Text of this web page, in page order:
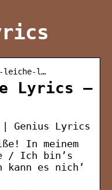
leiche-l…
Lyrics –
| Genius Lyrics
In meinem
/ Ich bin’s
kann es nich’